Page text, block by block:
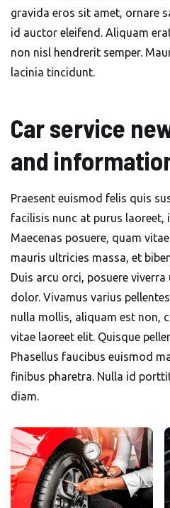
gravida eros sit amet, ornare
id auctor eleifend. Aliquam
non nisl hendrerit semper.
lacinia tincidunt.
Car service
and
Praesent euismod felis quis
facilisis nunc at purus
Maecenas posuere, quam
mauris ultricies massa, et
Duis arcu orci, posuere
dolor. Vivamus varius
nulla mollis, aliquam est non,
vitae laoreet elit. Quisque
Phasellus faucibus euismod
finibus pharetra. Nulla id
diam.